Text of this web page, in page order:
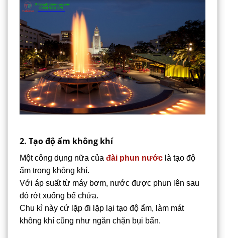
2. Tạo độ ẩm không khí
Một công dụng nữa của đài phun nước là tạo độ
ẩm trong không khí.
Với áp suất từ máy bơm, nước được phun lên sau
đó rớt xuống bể chứa.
Chu kì này cứ lặp đi lặp lại tạo độ ẩm, làm mát
không khí cũng như ngăn chặn bụi bẩn.